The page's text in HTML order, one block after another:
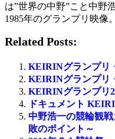
は”世界の中野”こと中野
1985年のグランプリ映像。
Related Posts:
KEIRINグランプリ
KEIRINグランプリ
KEIRINグランプリ
ドキュメント
中野浩一の競輪観
敗のポイント～